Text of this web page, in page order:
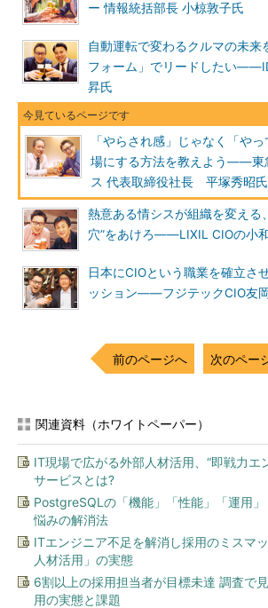
ー 情報統括部長 小椋敦子氏
自動運転で変わるクルマの未来
フォーム」でリードしたい
昇氏
「やらされ感」じゃなく「や
場にする方法を教えよう――東
ス 代表取締役社長 平塚秀昭氏
熱意ある情シスが組織を変える
穴”をあけろ――LIXIL CIOの小
日本にCIOという職業を確立さ
ッション――フジテックCIO友
前のページへ 次のペー
関連資料（ホワイトペーパー）
IT現場で広がる外部人材活用、“即戦力エ
サービスとは?
PostgreSQLの「機能」「性能」「運用
悩みの解消法
ITエンジニア不足を解消し採用のミスマ
人材活用」の実態
6割以上の採用担当者が目標未達 調査で
用の実態と課題